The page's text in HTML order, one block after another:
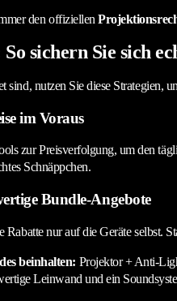
den offiziellen
sichern Sie sich
sind, nutzen Sie diese
im Voraus
zur Preisverfolgung, um den
Schnäppchen.
Bundle-Angebote
nur auf die Geräte selbst.
beinhalten: Projektor + Anti-
Leinwand und ein